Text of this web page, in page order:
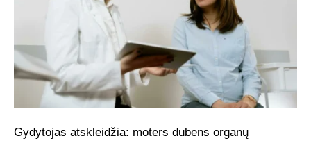
Gydytojas atskleidžia: moters dubens organų